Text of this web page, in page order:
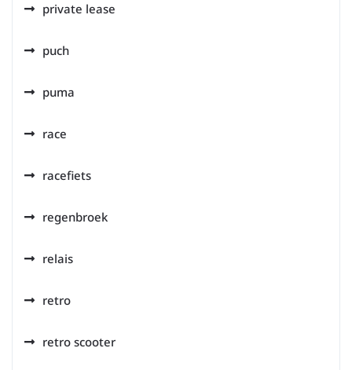
private lease
puch
puma
race
racefiets
regenbroek
relais
retro
retro scooter